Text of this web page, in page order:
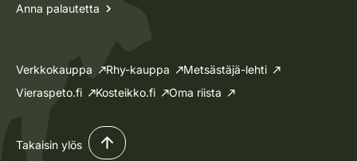
Anna palautetta
Verkkokauppa Rhy-kauppa
Metsästäjä-lehti
Vieraspeto.fi
Kosteikko.fi Oma riista
Takaisin ylös